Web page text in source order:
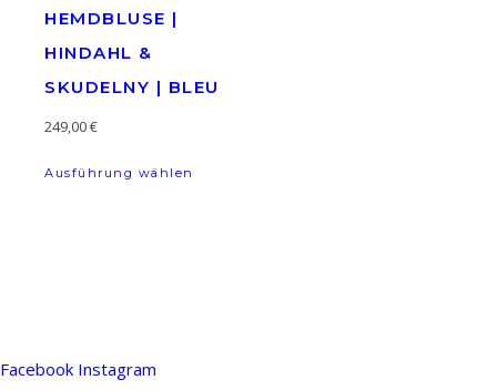
HEMDBLUSE |
HINDAHL &
SKUDELNY | BLEU
249,00€
Ausführung wählen
Facebook Instagram